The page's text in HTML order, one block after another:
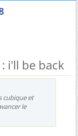
i'll be back
cubique et
le